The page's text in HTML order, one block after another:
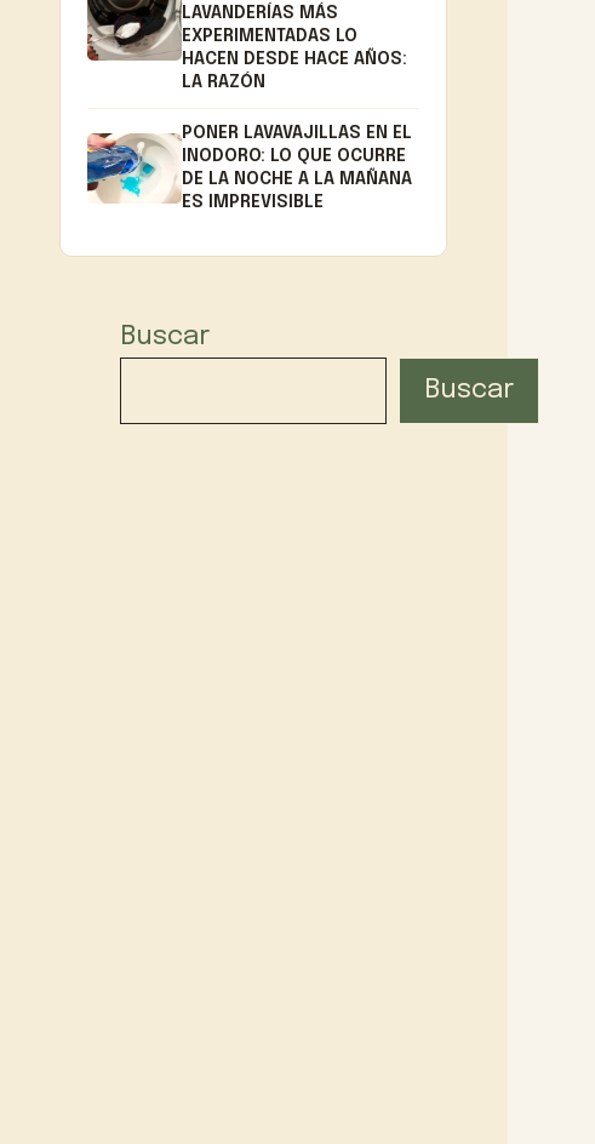
LAVANDERÍAS MÁS
EXPERIMENTADAS LO
HACEN DESDE HACE AÑOS:
LA RAZÓN
PONER LAVAVAJILLAS EN EL
INODORO: LO QUE OCURRE
DE LA NOCHE A LA MAÑANA
ES IMPREVISIBLE
Buscar
Buscar